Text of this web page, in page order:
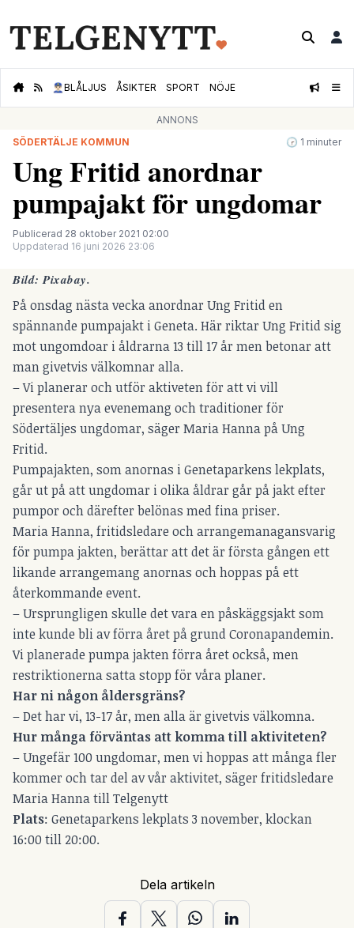
👮🏻‍♂️BLÅLJUS ÅSIKTER SPORT NÖJE
ANNONS
SÖDERTÄLJE KOMMUN
🕝 1 minuter
Ung Fritid anordnar
pumpajakt för ungdomar
Publicerad 28 oktober 2021 02:00
Uppdaterad 16 juni 2026 23:06
Bild: Pixabay.
På onsdag nästa vecka anordnar Ung Fritid en
spännande pumpajakt i Geneta. Här riktar Ung Fritid sig
mot ungomdoar i åldrarna 13 till 17 år men betonar att
man givetvis välkomnar alla.
– Vi planerar och utför aktiveten för att vi vill
presentera nya evenemang och traditioner för
Södertäljes ungdomar, säger Maria Hanna på Ung
Fritid.
Pumpajakten, som anornas i Genetaparkens lekplats,
går ut på att ungdomar i olika åldrar går på jakt efter
pumpor och därefter belönas med fina priser.
Maria Hanna, fritidsledare och arrangemanagansvarig
för pumpa jakten, berättar att det är första gången ett
likande arrangemang anornas och hoppas på ett
återkommande event.
– Ursprungligen skulle det vara en påskäggsjakt som
inte kunde bli av förra året på grund Coronapandemin.
Vi planerade pumpa jakten förra året också, men
restriktionerna satta stopp för våra planer.
Har ni någon åldersgräns?
– Det har vi, 13-17 år, men alla är givetvis välkomna.
Hur många förväntas att komma till aktiviteten?
– Ungefär 100 ungdomar, men vi hoppas att många fler
kommer och tar del av vår aktivitet, säger fritidsledare
Maria Hanna till Telgenytt
Plats: Genetaparkens lekplats 3 november, klockan
16:00 till 20:00.
Dela artikeln